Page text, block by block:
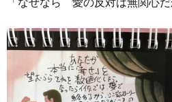
「なぜなら 愛の反対は無関心だ